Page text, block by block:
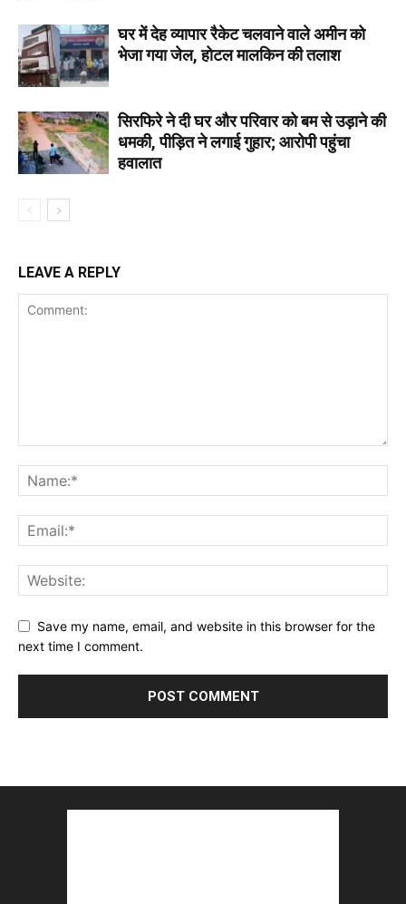
घर में देह व्यापार रैकेट चलवाने वाले अमीन को
भेजा गया जेल, होटल मालकिन की तलाश
सिरफिरे ने दी घर और परिवार को बम से उड़ाने की
धमकी, पीड़ित ने लगाई गुहार; आरोपी पहुंचा
हवालात
LEAVE A REPLY
Save my name, email, and website in this browser for the
next time I comment.